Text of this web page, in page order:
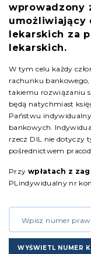
wprowadzony
umożliwiający
lekarskich za
lekarskich.
W tym celu każdy
rachunku bankowego,
takiemu rozwiązaniu
będą natychmiast
Państwu
bankowych.
rzecz DIL nie dotyczy
pośrednictwem
Przy wpłatach z
PLindywidualny nr